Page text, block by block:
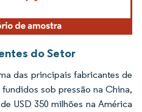
do Setor
das principais fabricantes de
sob pressão na China,
USD 350 milhões na América